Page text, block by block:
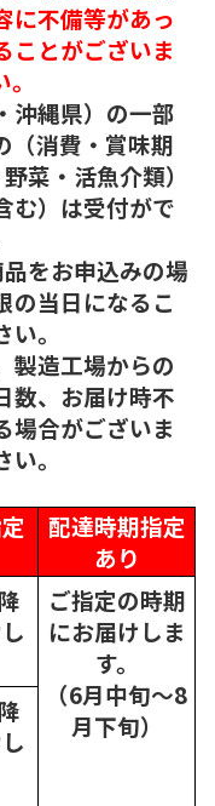
に不備等があっ
ことがございま
沖縄県）の一部
（消費・賞味期
菜・活魚介類）
む）は受付がで
をお申込みの場
の当日になるこ
。
製造工場からの
数、お届け時不
場合がございま
。
配達時期指定
あり
ご指定の時期
にお届けしま
す。
（6月中旬～8
月下旬）